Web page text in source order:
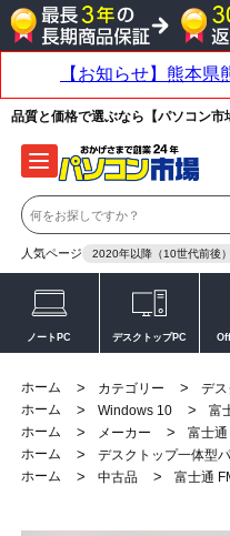
品質と価格で選ぶなら【パソコン市
人気ページ 2020年以降（10世代前後）
ノートPC デスクトップPC
ホーム > カテゴリー > デ
ホーム
> Windows 10 >
富
ホーム
> メーカー > 富士通
ホーム
> デスクトップ一体型
ホーム
> 中古品 > 富士通